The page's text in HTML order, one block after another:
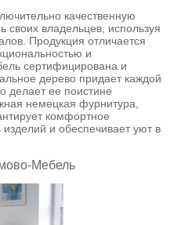
качественную
своих владельцев, используя
Продукция отличается
и
сертифицирована и
дерево придает каждой
делает ее поистине
немецкая фурнитура,
комфортное
изделий и обеспечивает уют в
Мебель